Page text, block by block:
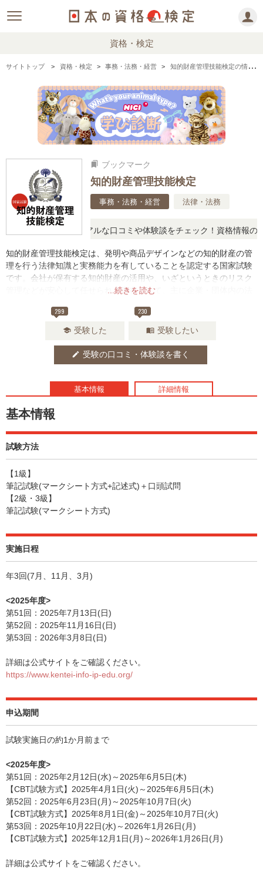
資格・検定
サイトトップ 資格・検定 事務・法務・経営 知的財産管理技能検定の情報まとめ・口コミ・体験談
bookmarks ブックマーク
知的財産管理技能検定
事務・法務・経営 法律・法務
に思ったら、リアルな口コミや体験談をチェック！資格情報の下か
...続きを読む
知的財産管理技能検定は、発明や商品デザインなどの知的財産の管
理を行う法律知識と実務能力を有していることを認定する国家試験
です。会社が保有する知的財産の活用や、いざというときのリスク
管理などが安心して任せられる存在として、主に企業・団体内の法
299
school 受験した
230
menu_book 受験したい
edit 受験の口コミ・体験談を書く
基本情報 詳細情報
基本情報
試験方法
【1級】
筆記試験(マークシート方式+記述式)＋口頭試問
【2級・3級】
筆記試験(マークシート方式)
実施日程
年3回(7月、11月、3月)
<2025年度>
第51回：2025年7月13日(日)
第52回：2025年11月16日(日)
第53回：2026年3月8日(日)
詳細は公式サイトをご確認ください。
https://www.kentei-info-ip-edu.org/
申込期間
試験実施日の約1か月前まで
<2025年度>
第51回：2025年2月12日(水)～2025年6月5日(木)
【CBT試験方式】2025年4月1日(火)～2025年6月5日(木)
第52回：2025年6月23日(月)～2025年10月7日(火)
【CBT試験方式】2025年8月1日(金)～2025年10月7日(火)
第53回：2025年10月22日(水)～2026年1月26日(月)
【CBT試験方式】2025年12月1日(月)～2026年1月26日(月)
詳細は公式サイトをご確認ください。